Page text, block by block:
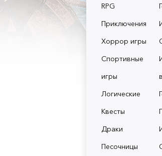
RPG
Приключения
Хоррор игры
Спортивные
игры
Логические
Квесты
Драки
Песочницы